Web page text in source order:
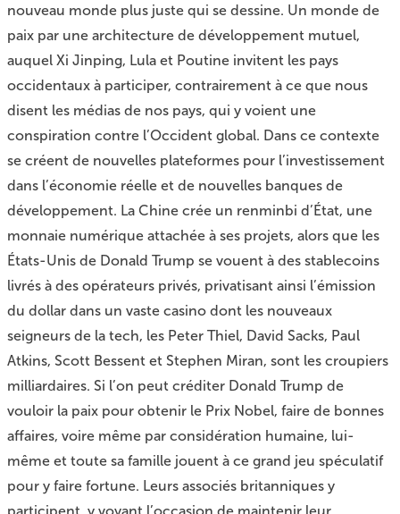
nouveau monde plus juste qui se dessine. Un monde de
paix par une architecture de développement mutuel,
auquel Xi Jinping, Lula et Poutine invitent les pays
occidentaux à participer, contrairement à ce que nous
disent les médias de nos pays, qui y voient une
conspiration contre l’Occident global. Dans ce contexte
se créent de nouvelles plateformes pour l’investissement
dans l’économie réelle et de nouvelles banques de
développement. La Chine crée un renminbi d’État, une
monnaie numérique attachée à ses projets, alors que les
États-Unis de Donald Trump se vouent à des stablecoins
livrés à des opérateurs privés, privatisant ainsi l’émission
du dollar dans un vaste casino dont les nouveaux
seigneurs de la tech, les Peter Thiel, David Sacks, Paul
Atkins, Scott Bessent et Stephen Miran, sont les croupiers
milliardaires. Si l’on peut créditer Donald Trump de
vouloir la paix pour obtenir le Prix Nobel, faire de bonnes
affaires, voire même par considération humaine, lui-
même et toute sa famille jouent à ce grand jeu spéculatif
pour y faire fortune. Leurs associés britanniques y